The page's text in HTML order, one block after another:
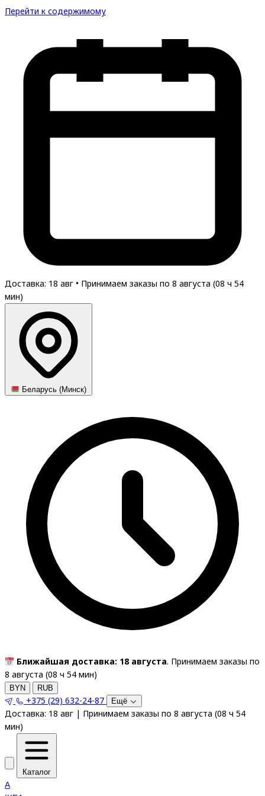
Перейти к содержимому
Доставка: 18 авг • Принимаем заказы по 8 августа (08 ч 54
мин)
Беларусь (Минск)
Ближайшая доставка: 18 августа. Принимаем заказы по
8 августа (08 ч 54 мин)
BYN RUB
+375 (29) 632-24-87 Ещё
Доставка: 18 авг | Принимаем заказы по 8 августа (08 ч 54
мин)
Каталог
A